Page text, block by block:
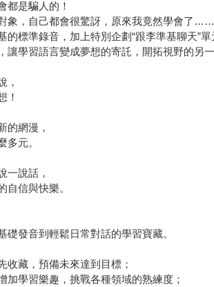
都是騙人的！
象，自己都會很驚訝，原來我竟然學會了……
的標準錄音，加上特別企劃“跟李準基聊天”單
讓學習語言變成夢想的寄託，開拓視野的另一
，
！
的網漫，
多元。
一說話，
自信與快樂。
礎發音到輕鬆日常對話的學習寶藏。
收藏，預備未來達到目標；
加學習樂趣，挑戰各種領域的熟練度；